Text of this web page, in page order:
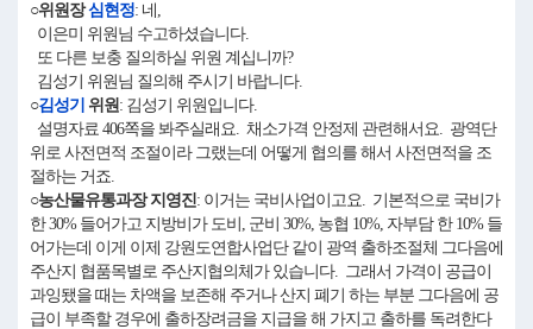
○위원장심현정: 네,
이은미 위원님 수고하셨습니다.
또 다른 보충 질의하실 위원 계십니까?
김성기 위원님 질의해 주시기 바랍니다.
○김성기 위원: 김성기 위원입니다.
설명자료 406쪽을 봐주실래요. 채소가격 안정제 관련해서요. 광역단
위로 사전면적 조절이라 그랬는데 어떻게 협의를 해서 사전면적을 조
절하는 거죠.
○농산물유통과장 지영진: 이거는 국비사업이고요. 기본적으로 국비가
한 30% 들어가고 지방비가 도비, 군비 30%, 농협 10%, 자부담 한 10% 들
어가는데 이게 이제 강원도연합사업단 같이 광역 출하조절체 그다음에
주산지 협품목별로 주산지협의체가 있습니다. 그래서 가격이 공급이
과잉됐을 때는 차액을 보존해 주거나 산지 폐기 하는 부분 그다음에 공
급이 부족할 경우에 출하장려금을 지급을 해 가지고 출하를 독려한다